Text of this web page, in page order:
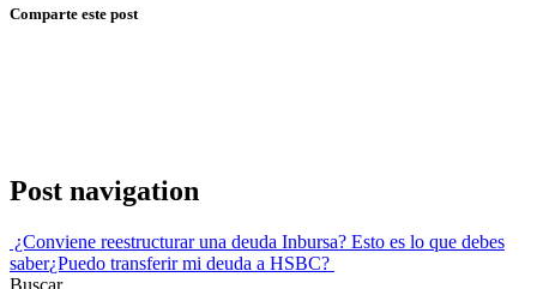
Comparte este post
Post navigation
¿Conviene reestructurar una deuda Inbursa? Esto es lo que debes
saber¿Puedo transferir mi deuda a HSBC?
Buscar